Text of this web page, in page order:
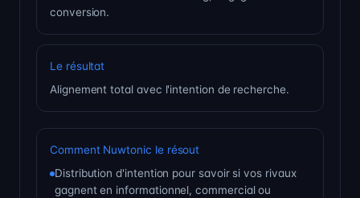
conversion.
Le résultat
Alignement total avec l'intention de recherche.
Comment Nuwtonic le résout
Distribution d'intention pour savoir si vos rivaux
gagnent en informationnel, commercial ou